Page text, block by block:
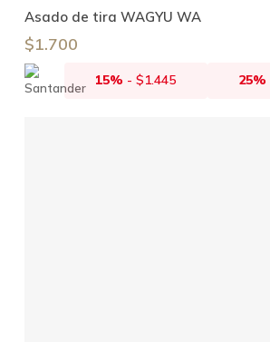
Leer Más
Asado de tira WAGYU WA
$1.700
15% -$1.445 25%